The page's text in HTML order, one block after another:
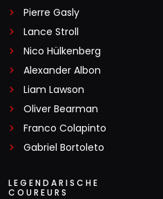
Pierre Gasly
Lance Stroll
Nico Hülkenberg
Alexander Albon
Liam Lawson
Oliver Bearman
Franco Colapinto
Gabriel Bortoleto
LEGENDARISCHE
COUREURS